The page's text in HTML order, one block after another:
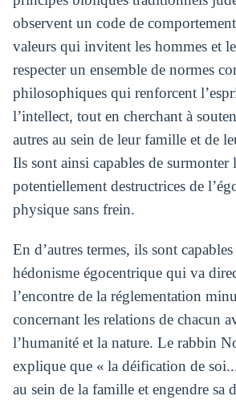
observent un code de
valeurs qui invitent les hommes et
respecter un ensemble de normes
philosophiques qui renforcent
l’intellect, tout en cherchant à
autres au sein de leur famille et de
Ils sont ainsi capables de surmonter
potentiellement destructrices de
physique sans frein.
En d’autres termes, ils sont
hédonisme égocentrique qui va
l’encontre de la réglementation
concernant les relations de chacun
l’humanité et la nature. Le rabbin
explique que « la déification de
au sein de la famille et engendre sa